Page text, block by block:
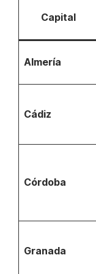
Capital
Almería
Cádiz
Córdoba
Granada